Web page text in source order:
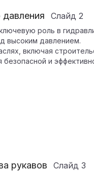
давления Слайд 2
роль в
высоким давлением.
включая
и
рукавов Слайд 3